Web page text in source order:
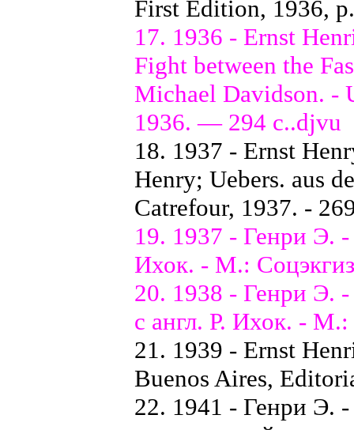
First Edition, 1936,
17. 1936 - Ernst
Fight between the
Michael Davidson. -
1936. — 294 с..djvu
18. 1937 - Ernst
Henry; Uebers. aus
Catrefour, 1937. -
19. 1937 - Генри Э.
Ихок. - М.:
20. 1938 - Генри Э.
с англ. Р. Ихок. -
21. 1939 - Ernst
Buenos Aires,
22. 1941 - Генри Э.